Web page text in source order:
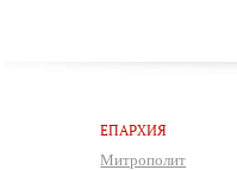
ЕПАРХИЯ
Митрополит